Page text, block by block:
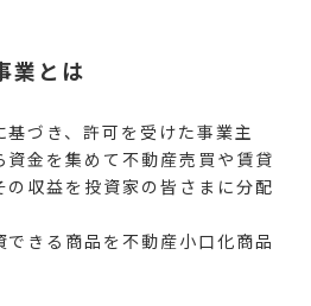
業とは
づき、許可を受けた事業主
資金を集めて不動産売買や賃貸
の収益を投資家の皆さまに分配
きる商品を不動産小口化商品